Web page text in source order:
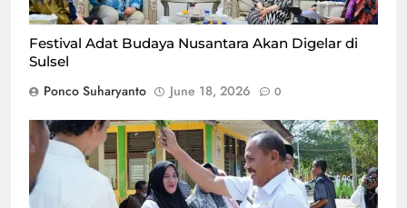
Festival Adat Budaya Nusantara Akan Digelar di
Sulsel
Ponco Suharyanto June 18, 2026 0